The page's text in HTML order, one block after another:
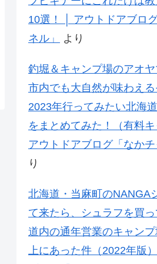
10選！ │ アウトドアブロ
ネル」
より
釣堀＆キャンプ場のアオ
市内でも大自然が味わえる
2023年行ってみたい北海
をまとめてみた！（有料キ
アウトドアブログ「なかチ
り
北海道・当麻町のNANGA
て来たら、シュラフを買っ
道内の通年営業のキャン
上にあった件（2022年版